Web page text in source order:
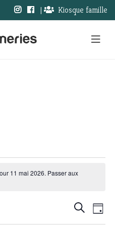
| Kiosque famille
11 mai 2026. Passer aux
Recherche
Jour